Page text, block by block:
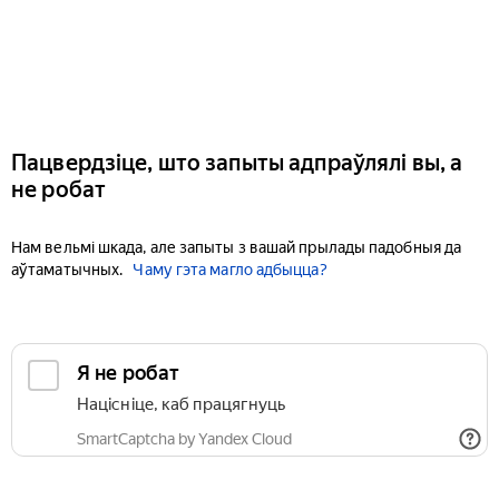
Пацвердзіце, што запыты адпраўлялі вы, а
не робат
Нам вельмі шкада, але запыты з вашай прылады падобныя да
аўтаматычных.
Чаму гэта магло адбыцца?
Я не робат
Націсніце, каб працягнуць
SmartCaptcha by Yandex Cloud